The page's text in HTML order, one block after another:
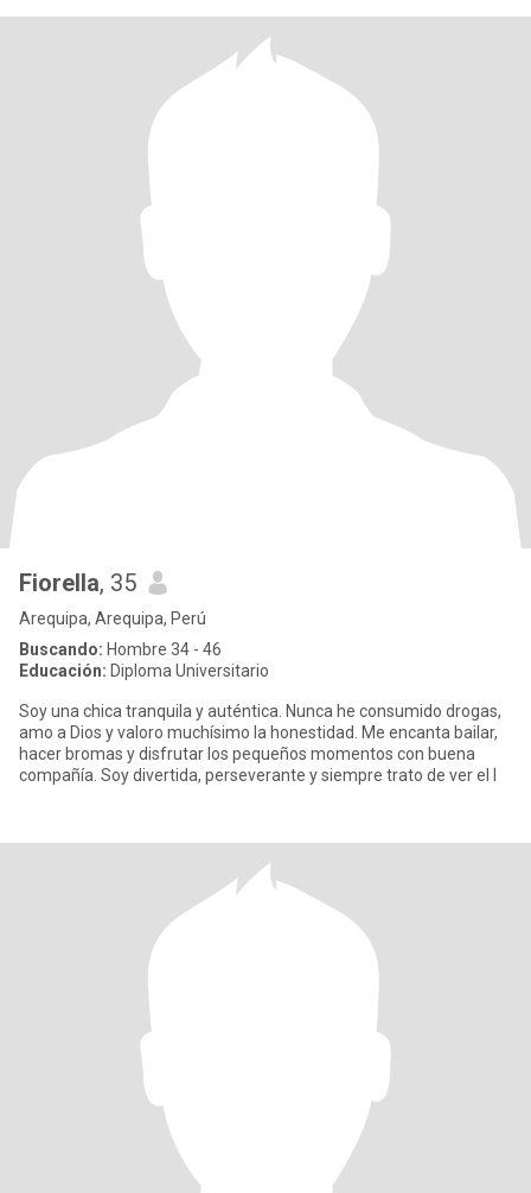
Fiorella, 35
Arequipa, Arequipa, Perú
Buscando: Hombre 34 - 46
Educación: Diploma Universitario
Soy una chica tranquila y auténtica. Nunca he consumido drogas,
amo a Dios y valoro muchísimo la honestidad. Me encanta bailar,
hacer bromas y disfrutar los pequeños momentos con buena
compañía. Soy divertida, perseverante y siempre trato de ver el l